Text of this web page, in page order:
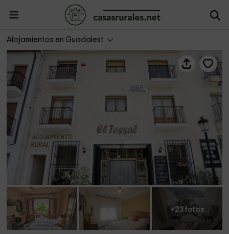
Alojamientos en Guadalest
Casa rural El Tossal
+23 fotos